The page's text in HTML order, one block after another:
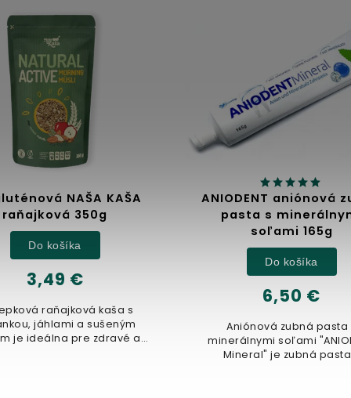
aniónová zubná
s minerálnymi
soľami 165g
Do košíka
zubná pasta s
soľami "ANIODENT
Jablčný ocot
6,32 €
Detail
100% prírodný nefiltrovaný
kvasených v drevených
Nepasterizovaný
500ml